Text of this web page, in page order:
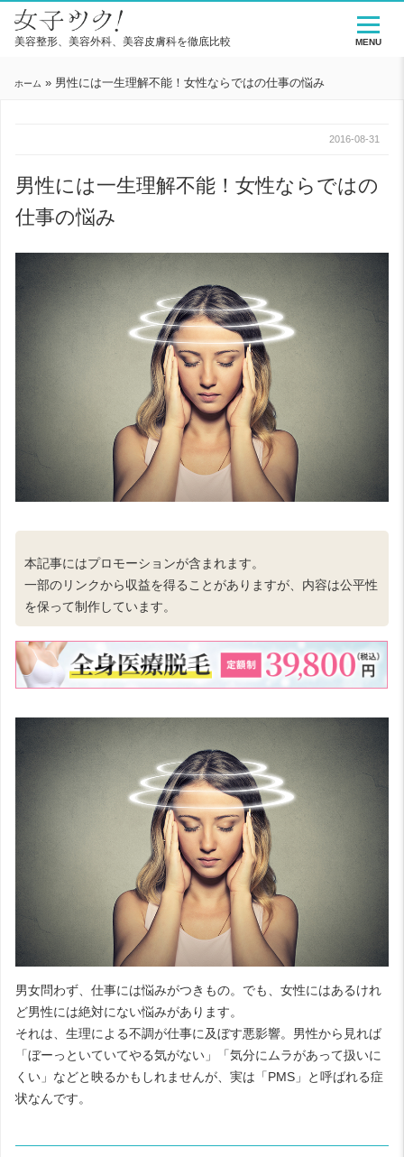
美容整形、美容外科、美容皮膚科を徹底比較
ホーム » 男性には一生理解不能！女性ならではの仕事の悩み
2016-08-31
男性には一生理解不能！女性ならではの
仕事の悩み
本記事にはプロモーションが含まれます。
一部のリンクから収益を得ることがありますが、内容は公平性
を保って制作しています。
男女問わず、仕事には悩みがつきもの。でも、女性にはあるけれ
ど男性には絶対にない悩みがあります。
それは、生理による不調が仕事に及ぼす悪影響。男性から見れば
「ぼーっといていてやる気がない」「気分にムラがあって扱いに
くい」などと映るかもしれませんが、実は「PMS」と呼ばれる症
状なんです。
MENU